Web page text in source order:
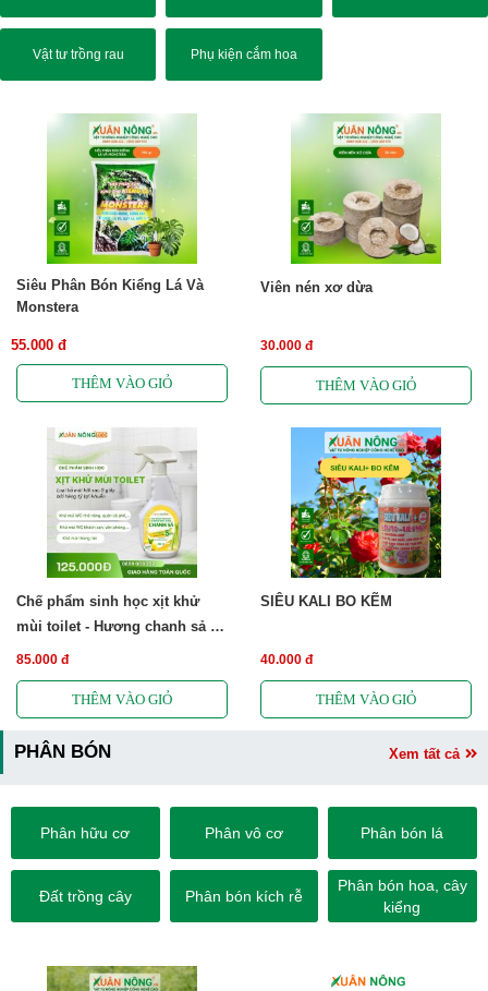
Vật tư trồng rau Phụ kiện cắm hoa
Siêu Phân Bón Kiểng Lá Và
Monstera
55.000 đ
Viên nén xơ dừa
30.000 đ
Chế phẩm sinh học xịt khử
mùi toilet - Hương chanh sả -
Free ship
85.000 đ
SIÊU KALI BO KẼM
40.000 đ
PHÂN BÓN
Phân hữu cơ Phân vô cơ Phân bón lá
Đất trồng cây Phân bón kích rễ
Phân bón hoa, cây
kiểng
Xem tất cả